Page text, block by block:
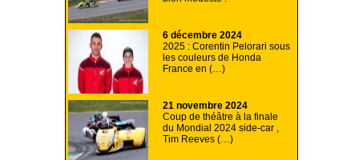
6 décembre 2024
2025 : Corentin Pelorari sous
les couleurs de Honda
France en (…)
21 novembre 2024
Coup de théâtre à la finale
du Mondial 2024 side-car ,
Tim Reeves (…)